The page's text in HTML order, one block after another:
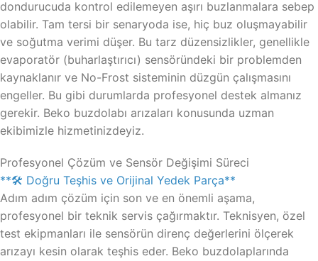
dondurucuda kontrol edilemeyen aşırı buzlanmalara sebep
olabilir. Tam tersi bir senaryoda ise, hiç buz oluşmayabilir
ve soğutma verimi düşer. Bu tarz düzensizlikler, genellikle
evaporatör (buharlaştırıcı) sensöründeki bir problemden
kaynaklanır ve No-Frost sisteminin düzgün çalışmasını
engeller. Bu gibi durumlarda profesyonel destek almanız
gerekir. Beko buzdolabı arızaları konusunda uzman
ekibimizle hizmetinizdeyiz.
Profesyonel Çözüm ve Sensör Değişimi Süreci
**🛠️ Doğru Teşhis ve Orijinal Yedek Parça**
Adım adım çözüm için son ve en önemli aşama,
profesyonel bir teknik servis çağırmaktır. Teknisyen, özel
test ekipmanları ile sensörün direnç değerlerini ölçerek
arızayı kesin olarak teşhis eder. Beko buzdolaplarında